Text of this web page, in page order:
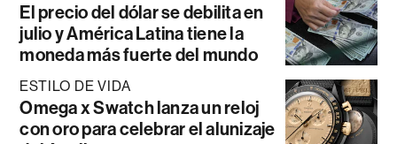
El precio del dólar se debilita en
julio y América Latina tiene la
moneda más fuerte del mundo
ESTILO DE VIDA
Omega x Swatch lanza un reloj
con oro para celebrar el alunizaje